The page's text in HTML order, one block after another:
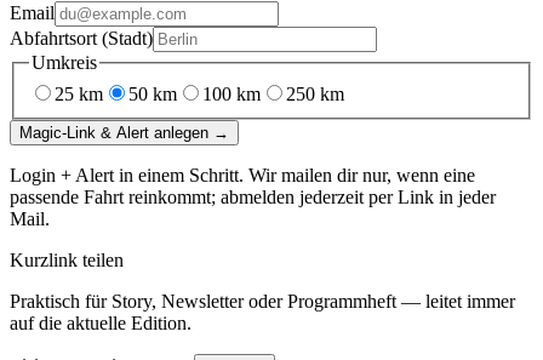
Email
Abfahrtsort (Stadt)
Umkreis
25 km 50 km 100 km 250 km
Magic-Link & Alert anlegen →
Login + Alert in einem Schritt. Wir mailen dir nur, wenn eine
passende Fahrt reinkommt; abmelden jederzeit per Link in jeder
Mail.
Kurzlink teilen
Praktisch für Story, Newsletter oder Programmheft — leitet immer
auf die aktuelle Edition.